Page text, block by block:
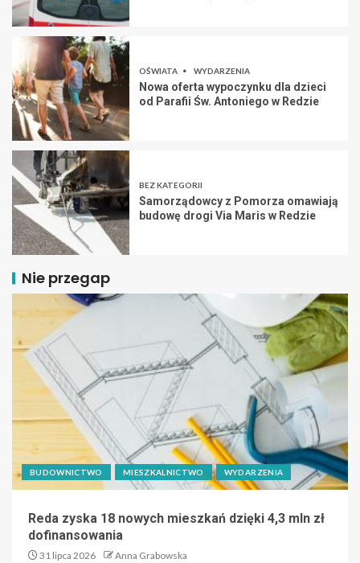
OŚWIATA WYDARZENIA
Nowa oferta wypoczynku dla dzieci
od Parafii Św. Antoniego w Redzie
BEZ KATEGORII
Samorządowcy z Pomorza omawiają
budowę drogi Via Maris w Redzie
Nie przegap
BUDOWNICTWO MIESZKALNICTWO WYDARZENIA
Reda zyska 18 nowych mieszkań dzięki 4,3 mln zł
dofinansowania
31 lipca 2026 Anna Grabowska